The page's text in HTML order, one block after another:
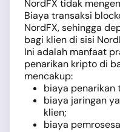
NordFX tidak
Biaya transaksi
NordFX, sehingga
bagi klien di sisi
Ini adalah manfaat
penarikan kripto di
mencakup:
biaya penarikan
biaya jaringan
klien;
biaya